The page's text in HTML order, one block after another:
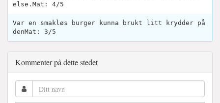
else.Mat: 4/5
Var en smakløs burger kunna brukt litt krydder på
denMat: 3/5
Kommenter på dette stedet